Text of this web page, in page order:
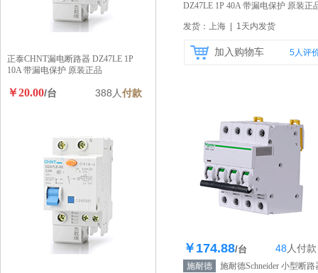
DZ47LE 1P 40A 带漏电保护 原装正
发货：上海 | 1天内发货
加入购物车 5人评
库存377个
￥174.88/台 48 人付款
施耐德
施耐德Schneider 小型断路
正泰CHNT漏电断路器 DZ47LE 1P
10A 带漏电保护 原装正品
￥20.00/台 388人付款